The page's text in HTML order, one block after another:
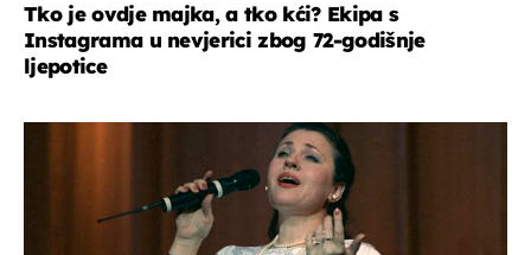
Tko je ovdje majka, a tko kći? Ekipa s
Instagrama u nevjerici zbog 72-godišnje
ljepotice